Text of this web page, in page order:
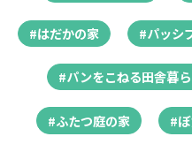
#はだかの家 #パッシ
#パンをこねる田舎暮
#ふたつ庭の家 #